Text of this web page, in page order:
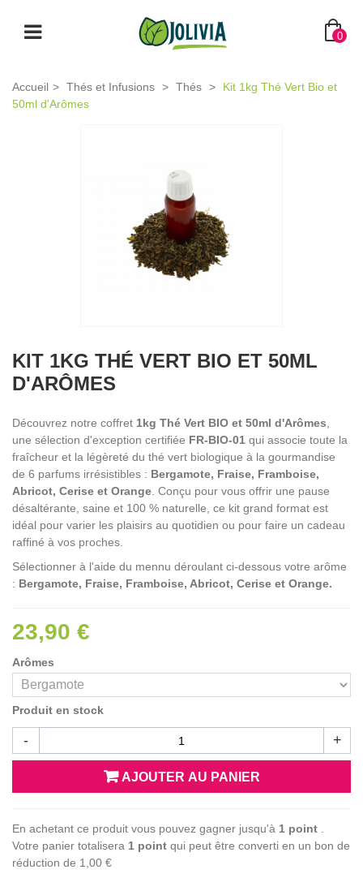
0
Accueil > Thés et Infusions > Thés >
Kit 1kg Thé Vert Bio et
50ml d'Arômes
KIT 1KG THÉ VERT BIO ET 50ML
D'ARÔMES
Découvrez notre coffret 1kg Thé Vert BIO et 50ml d'Arômes
une sélection d'exception certifiée FR-BIO-01 qui associe toute la
fraîcheur et la légèreté du thé vert biologique à la gourmandise
de 6 parfums irrésistibles : Bergamote, Fraise, Framboise,
Abricot, Cerise et Orange . Conçu pour vous offrir une pause
désaltérante, saine et 100 % naturelle, ce kit grand format est
idéal pour varier les plaisirs au quotidien ou pour faire un cadeau
raffiné à vos proches.
Sélectionner à l'aide du mennu déroulant ci-dessous votre arôme
: Bergamote, Fraise, Framboise, Abricot, Cerise et Orange.
23,90 €
Arômes
Produit en stock
- +
AJOUTER AU PANIER
En achetant ce produit vous pouvez gagner jusqu'à 1 point
Votre panier totalisera 1 point qui peut être converti en un bon de
réduction de 1,00 €